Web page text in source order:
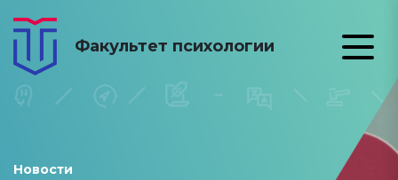
Факультет психологии
Новости